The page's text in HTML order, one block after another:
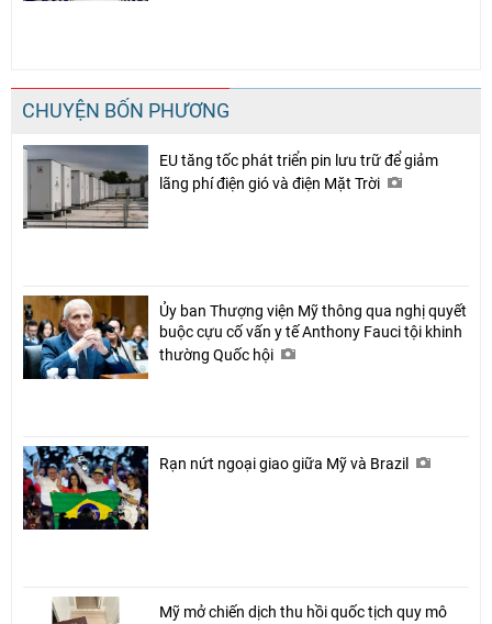
CHUYỆN BỐN PHƯƠNG
EU tăng tốc phát triển pin lưu trữ để giảm
lãng phí điện gió và điện Mặt Trời
Ủy ban Thượng viện Mỹ thông qua nghị quyết
buộc cựu cố vấn y tế Anthony Fauci tội khinh
thường Quốc hội
Rạn nứt ngoại giao giữa Mỹ và Brazil
Mỹ mở chiến dịch thu hồi quốc tịch quy mô